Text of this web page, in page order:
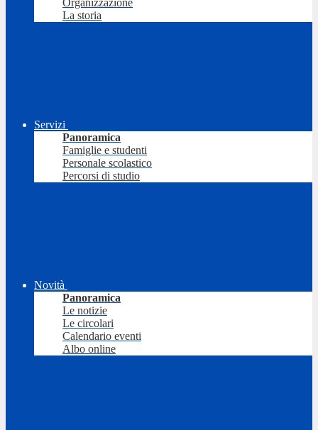
Organizzazione
La storia
Servizi
Panoramica
Famiglie e studenti
Personale scolastico
Percorsi di studio
Novità
Panoramica
Le notizie
Le circolari
Calendario eventi
Albo online